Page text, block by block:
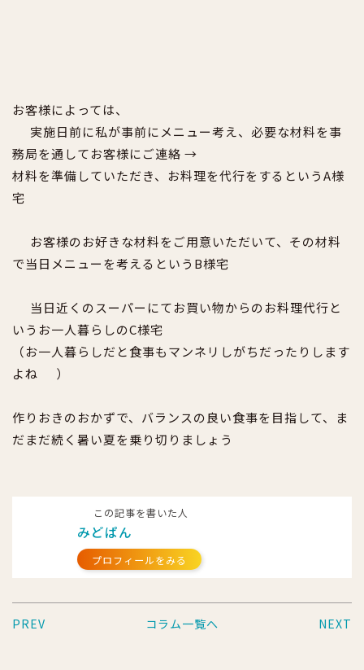
お客様によっては、
実施日前に私が事前にメニュー考え、必要な材料を事
務局を通してお客様にご連絡 →
材料を準備していただき、お料理を代行をするというA様
宅
お客様のお好きな材料をご用意いただいて、その材料
で当日メニューを考えるというB様宅
当日近くのスーパーにてお買い物からのお料理代行と
いうお一人暮らしのC様宅
（お一人暮らしだと食事もマンネリしがちだったりします
よね
）
作りおきのおかずで、バランスの良い食事を目指して、ま
だまだ続く暑い夏を乗り切りましょう
この記事を書いた人
みどぱん
プロフィールをみる
PREV コラム一覧へ NEXT